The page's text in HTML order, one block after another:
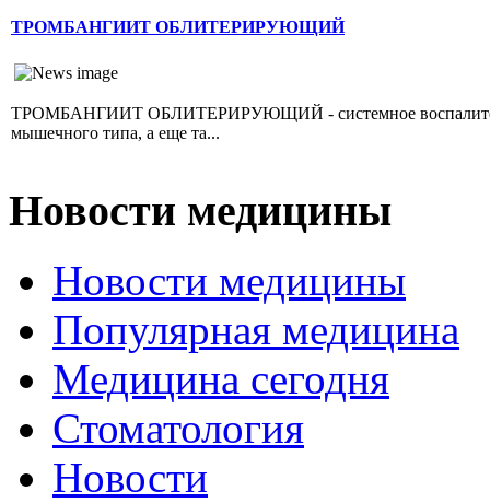
ТРОМБАНГИИТ ОБЛИТЕРИРУЮЩИЙ
ТРОМБАНГИИТ ОБЛИТЕРИРУЮЩИЙ - системное
мышечного типа, а еще та...
Новости медицины
Новости медицины
Популярная медицина
Медицина сегодня
Стоматология
Новости